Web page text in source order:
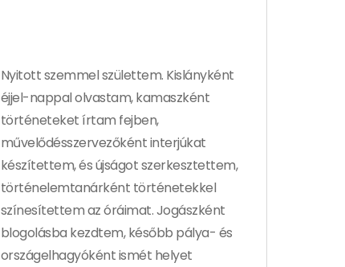
Nyitott szemmel születtem. Kislányként
éjjel-nappal olvastam, kamaszként
történeteket írtam fejben,
művelődésszervezőként interjúkat
készítettem, és újságot szerkesztettem,
történelemtanárként történetekkel
színesítettem az óráimat. Jogászként
blogolásba kezdtem, később pálya- és
országelhagyóként ismét helyet